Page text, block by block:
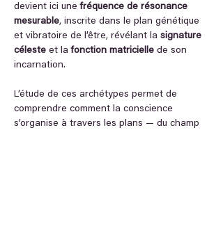
devient ici une fréquence de résonance
mesurable, inscrite dans le plan génétique
et vibratoire de l’être, révélant la signature
céleste et la fonction matricielle de son
incarnation.
L’étude de ces archétypes permet de
comprendre comment la conscience
s’organise à travers les plans — du champ